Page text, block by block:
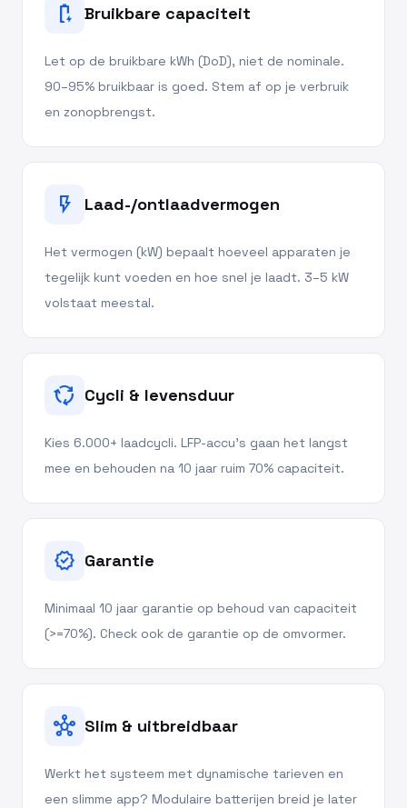
battery_charging_full Bruikbare capaciteit
Let op de bruikbare kWh (DoD), niet de nominale.
90–95% bruikbaar is goed. Stem af op je verbruik
en zonopbrengst.
flash_on Laad-/ontlaadvermogen
Het vermogen (kW) bepaalt hoeveel apparaten je
tegelijk kunt voeden en hoe snel je laadt. 3–5 kW
volstaat meestal.
cycle Cycli & levensduur
Kies 6.000+ laadcycli. LFP-accu's gaan het langst
mee en behouden na 10 jaar ruim 70% capaciteit.
verified Garantie
Minimaal 10 jaar garantie op behoud van capaciteit
(>=70%). Check ook de garantie op de omvormer.
hub Slim & uitbreidbaar
Werkt het systeem met dynamische tarieven en
een slimme app? Modulaire batterijen breid je later